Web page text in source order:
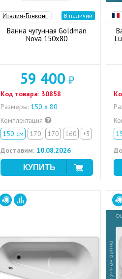
Италия-Гонконг В наличии
Ванна чугунная Goldman
Nova 150x80
59 400 ₽
Код товара: 30858
Размеры: 150 х 80
Комплектация
150 см
170 170 160
+3
Доставим: 10.08.2026